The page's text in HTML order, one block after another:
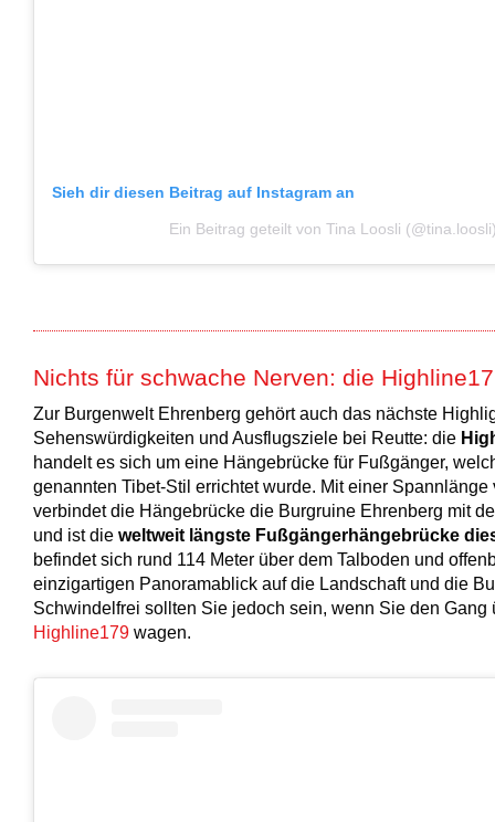
Sieh dir diesen Beitrag auf Instagram an
Ein Beitrag geteilt von Tina Loosli
Nichts für schwache Nerven: die
Zur Burgenwelt Ehrenberg gehört auch das nächste
Sehenswürdigkeiten und Ausflugsziele bei Reutte: die
handelt es sich um eine Hängebrücke für Fußgänger,
genannten Tibet-Stil errichtet wurde. Mit einer Spannlänge
verbindet die Hängebrücke die Burgruine Ehrenberg mit
und ist die weltweit längste Fußgängerhängebrücke
befindet sich rund 114 Meter über dem Talboden und
einzigartigen Panoramablick auf die Landschaft und die
Schwindelfrei sollten Sie jedoch sein, wenn Sie den Gang
Highline179 wagen.